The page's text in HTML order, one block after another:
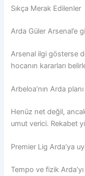
Sıkça Merak Edilenler
Arda Güler Arsenal’e
Arsenal ilgi gösterse
hocanın kararları
Arbeloa’nın Arda
Henüz net değil,
umut verici. Rekabet
Premier Lig Arda’ya
Tempo ve fizik